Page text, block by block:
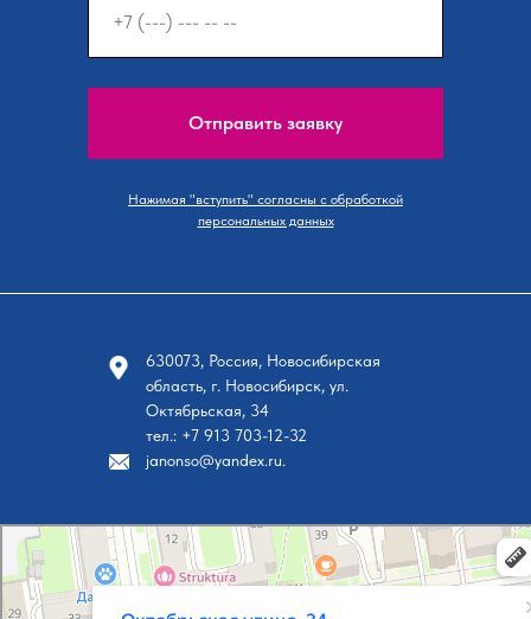
Отправить заявку
Нажимая "вступить" согласны с обработкой
персональных данных
Новосибирск
Октябрьская улица, 34 на карте Новосибирска, ближайшее метро Площадь Ленина —
janonso@yandex.ru.
630073, Россия, Новосибирская
область, г. Новосибирск, ул.
Октябрьская, 34
тел.: +7 913 703-12-32